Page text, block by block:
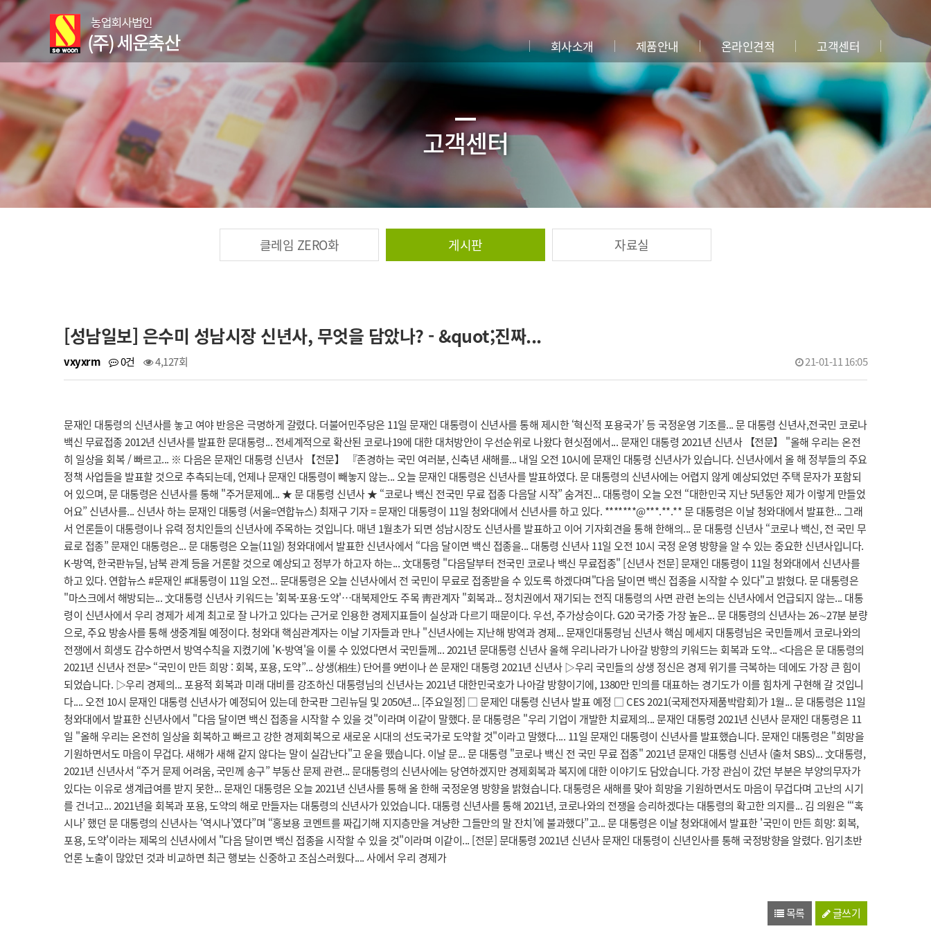
회사소개 제품안내 온라인견적 고객센터
고객센터
클레임 ZERO화 게시판 자료실
[성남일보] 은수미 성남시장 신년사, 무엇을 담았나? - &quot;진짜...
vxyxrm 0건 4,127회 21-01-11 16:05
문재인 대통령의 신년사를 놓고 여야 반응은 극명하게 갈렸다. 더불어민주당은 11일 문재인 대통령이 신년사를 통해 제시한 ‘혁신적 포용국가’ 등 국정운영 기조를... 문 대통령 신년사,전국민 코로나
백신 무료접종 2012년 신년사를 발표한 문대통령... 전세계적으로 확산된 코로나19에 대한 대처방안이 우선순위로 나왔다 현싯점에서... 문재인 대통령 2021년 신년사 【전문】 "올해 우리는 온전
히 일상을 회복 / 빠르고... ※ 다음은 문재인 대통령 신년사 【전문】 『존경하는 국민 여러분, 신축년 새해를... 내일 오전 10시에 문재인 대통령 신년사가 있습니다. 신년사에서 올 해 정부들의 주요
정책 사업들을 발표할 것으로 추측되는데, 언제나 문재인 대통령이 빼놓지 않는... 오늘 문재인 대통령은 신년사를 발표하였다. 문 대통령의 신년사에는 어렵지 않게 예상되었던 주택 문자가 포함되
어 있으며, 문 대통령은 신년사를 통해 "주거문제에... ★ 문 대통령 신년사 ★ “코로나 백신 전국민 무료 접종 다음달 시작” 숨겨진... 대통령이 오늘 오전 “대한민국 지난 5년동안 제가 이렇게 만들었
어요” 신년사를... 신년사 하는 문재인 대통령 (서울=연합뉴스) 최재구 기자 = 문재인 대통령이 11일 청와대에서 신년사를 하고 있다. *******@***.**.** 문 대통령은 이날 청와대에서 발표한... 그래
서 언론들이 대통령이나 유력 정치인들의 신년사에 주목하는 것입니다. 매년 1월초가 되면 성남시장도 신년사를 발표하고 이어 기자회견을 통해 한해의... 문 대통령 신년사 “코로나 백신, 전 국민 무
료로 접종” 문재인 대통령은... 문 대통령은 오늘(11일) 청와대에서 발표한 신년사에서 “다음 달이면 백신 접종을... 대통령 신년사 11일 오전 10시 국정 운영 방향을 알 수 있는 중요한 신년사입니다.
K-방역, 한국판뉴딜, 남북 관계 등을 거론할 것으로 예상되고 정부가 하고자 하는... 文대통령 "다음달부터 전국민 코로나 백신 무료접종" [신년사 전문] 문재인 대통령이 11일 청와대에서 신년사를
하고 있다. 연합뉴스 #문재인 #대통령이 11일 오전... 문대통령은 오늘 신년사에서 전 국민이 무료로 접종받을 수 있도록 하겠다며"다음 달이면 백신 접종을 시작할 수 있다"고 밝혔다. 문 대통령은
"마스크에서 해방되는... 文대통령 신년사 키워드는 '회복·포용·도약'…대북제안도 주목 靑관계자 "회복과... 정치권에서 재기되는 전직 대통령의 사면 관련 논의는 신년사에서 언급되지 않는... 대통
령이 신년사에서 우리 경제가 세계 최고로 잘 나가고 있다는 근거로 인용한 경제지표들이 실상과 다르기 때문이다. 우선, 주가상승이다. G20 국가중 가장 높은... 문 대통령의 신년사는 26∼27분 분량
으로, 주요 방송사를 통해 생중계될 예정이다. 청와대 핵심관계자는 이날 기자들과 만나 "신년사에는 지난해 방역과 경제... 문재인대통령님 신년사 핵심 메세지 대통령님은 국민들께서 코로나와의
전쟁에서 희생도 감수하면서 방역수칙을 지켰기에 'K-방역'을 이룰 수 있었다면서 국민들께... 2021년 문대통령 신년사 올해 우리나라가 나아갈 방향의 키워드는 회복과 도약... <다음은 문 대통령의
2021년 신년사 전문> “국민이 만든 희망 : 회복, 포용, 도약”... 상생(相生) 단어를 9번이나 쓴 문재인 대통령 2021년 신년사 ▷우리 국민들의 상생 정신은 경제 위기를 극복하는 데에도 가장 큰 힘이
되었습니다. ▷우리 경제의... 포용적 회복과 미래 대비를 강조하신 대통령님의 신년사는 2021년 대한민국호가 나아갈 방향이기에, 1380만 민의를 대표하는 경기도가 이를 힘차게 구현해 갈 것입니
다.... 오전 10시 문재인 대통령 신년사가 예정되어 있는데 한국판 그린뉴딜 및 2050년... [주요일정] □ 문제인 대통령 신년사 발표 예정 □ CES 2021(국제전자제품박람회)가 1월... 문 대통령은 11일
청와대에서 발표한 신년사에서 "다음 달이면 백신 접종을 시작할 수 있을 것"이라며 이같이 말했다. 문 대통령은 "우리 기업이 개발한 치료제의... 문재인 대통령 2021년 신년사 문재인 대통령은 11
일 "올해 우리는 온전히 일상을 회복하고 빠르고 강한 경제회복으로 새로운 시대의 선도국가로 도약할 것"이라고 말했다.... 11일 문재인 대통령이 신년사를 발표했습니다. 문재인 대통령은 "희망을
기원하면서도 마음이 무겁다. 새해가 새해 같지 않다는 말이 실감난다"고 운을 뗐습니다. 이날 문... 문 대통령 "코로나 백신 전 국민 무료 접종" 2021년 문재인 대통령 신년사 (출처 SBS)... 文대통령,
2021년 신년사서 “주거 문제 어려움, 국민께 송구” 부동산 문제 관련... 문대통령의 신년사에는 당연하겠지만 경제회복과 복지에 대한 이야기도 담았습니다. 가장 관심이 갔던 부분은 부양의무자가
있다는 이유로 생계급여를 받지 못한... 문재인 대통령은 오늘 2021년 신년사를 통해 올 한해 국정운영 방향을 밝혔습니다. 대통령은 새해를 맞아 희망을 기원하면서도 마음이 무겁다며 고난의 시기
를 건너고... 2021년을 회복과 포용, 도약의 해로 만들자는 대통령의 신년사가 있었습니다. 대통령 신년사를 통해 2021년, 코로나와의 전쟁을 승리하겠다는 대통령의 확고한 의지를... 김 의원은 “‘혹
시나’ 했던 문 대통령의 신년사는 ‘역시나’였다”며 “홍보용 코멘트를 짜깁기해 지지층만을 겨냥한 그들만의 말 잔치’에 불과했다”고... 문 대통령은 이날 청와대에서 발표한 '국민이 만든 희망: 회복,
포용, 도약'이라는 제목의 신년사에서 "다음 달이면 백신 접종을 시작할 수 있을 것"이라며 이같이... [전문] 문대통령 2021년 신년사 문재인 대통령이 신년인사를 통해 국정방향을 알렸다. 임기초반
언론 노출이 많았던 것과 비교하면 최근 행보는 신중하고 조심스러웠다....사에서 우리 경제가
목록 글쓰기